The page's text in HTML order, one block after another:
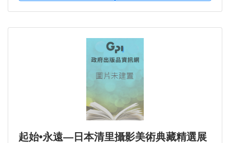
起始•永遠—日本清里攝影美術典藏精選展